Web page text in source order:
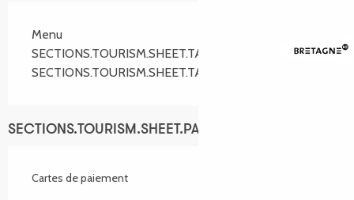
Menu
SECTIONS.TOURISM.SHEET.TARIFFS.FROM
16,90 €
SECTIONS.TOURISM.SHEET.TARIFFS.TO
SECTIONS.TOURISM.SHEET.PAYMENTS_METHODS
Cartes de paiement